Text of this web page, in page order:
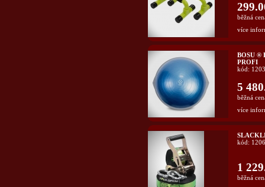
běžná
více
BOSU ®
PROFI
kód:
5
běžná
více
kód:
1
běžná